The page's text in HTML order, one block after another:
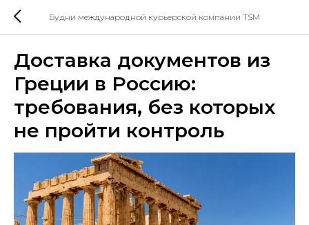
Будни международной курьерской компании TSM
Доставка документов из
Греции в Россию:
требования, без которых
не пройти контроль